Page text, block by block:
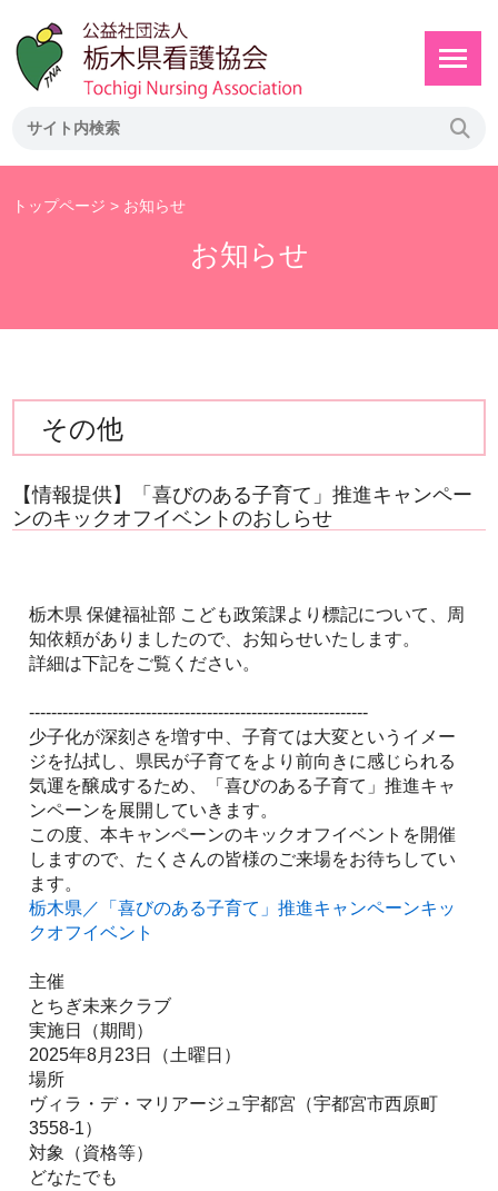
トップページ > お知らせ
お知らせ
その他
【情報提供】「喜びのある子育て」推進キャンペー
ンのキックオフイベントのおしらせ
栃木県 保健福祉部 こども政策課より標記について、周
知依頼がありましたので、お知らせいたします。
詳細は下記をご覧ください。
-------------------------------------------------------------
少子化が深刻さを増す中、子育ては大変というイメー
ジを払拭し、県民が子育てをより前向きに感じられる
気運を醸成するため、「喜びのある子育て」推進キャ
ンペーンを展開していきます。
この度、本キャンペーンのキックオフイベントを開催
しますので、たくさんの皆様のご来場をお待ちしてい
ます。
栃木県／「喜びのある子育て」推進キャンペーンキッ
クオフイベント
主催
とちぎ未来クラブ
実施日（期間）
2025年8月23日（土曜日）
場所
ヴィラ・デ・マリアージュ宇都宮（宇都宮市西原町
3558-1）
対象（資格等）
どなたでも